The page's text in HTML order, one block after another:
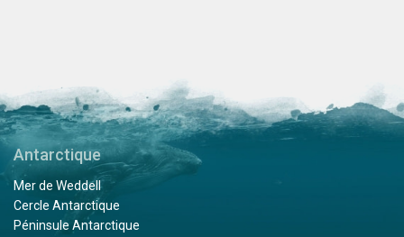
Antarctique
Mer de Weddell
Cercle Antarctique
Péninsule Antarctique